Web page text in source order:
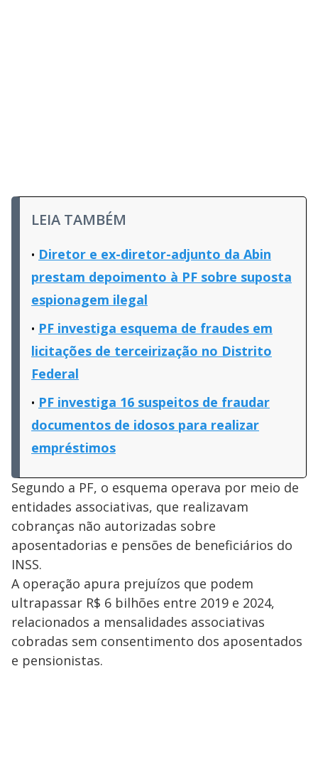
LEIA TAMBÉM
Diretor e ex-diretor-adjunto da Abin
prestam depoimento à PF sobre suposta
espionagem ilegal
PF investiga esquema de fraudes em
licitações de terceirização no Distrito
Federal
PF investiga 16 suspeitos de fraudar
documentos de idosos para realizar
empréstimos
Segundo a PF, o esquema operava por meio de
entidades associativas, que realizavam
cobranças não autorizadas sobre
aposentadorias e pensões de beneficiários do
INSS.
A operação apura prejuízos que podem
ultrapassar R$ 6 bilhões entre 2019 e 2024,
relacionados a mensalidades associativas
cobradas sem consentimento dos aposentados
e pensionistas.